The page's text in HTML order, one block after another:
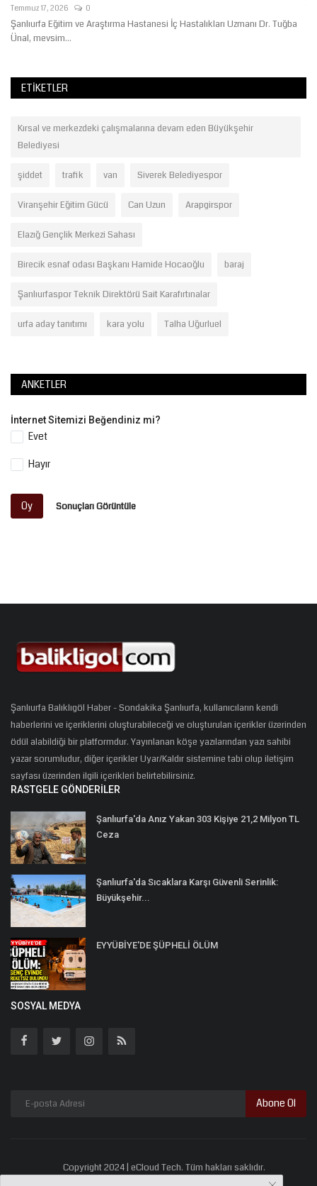
Temmuz 17, 2026 0
Şanlıurfa Eğitim ve Araştırma Hastanesi İç Hastalıkları Uzmanı Dr. Tuğba
Ünal, mevsim...
ETIKETLER
Kırsal ve merkezdeki çalışmalarına devam eden Büyükşehir
Belediyesi
şiddet trafik van Siverek Belediyespor
Viranşehir Eğitim Gücü Can Uzun Arapgirspor
Elazığ Gençlik Merkezi Sahası
Birecik esnaf odası Başkanı Hamide Hocaoğlu baraj
Şanlıurfaspor Teknik Direktörü Sait Karafırtınalar
urfa aday tanıtımı kara yolu Talha Uğurluel
ANKETLER
İnternet Sitemizi Beğendiniz mi?
Evet
Hayır
Oy Sonuçları Görüntüle
Şanlıurfa Balıklıgöl Haber - Sondakika Şanlıurfa, kullanıcıların kendi
haberlerini ve içeriklerini oluşturabileceği ve oluşturulan içerikler üzerinden
ödül alabildiği bir platformdur. Yayınlanan köşe yazılarından yazı sahibi
yazar sorumludur, diğer içerikler Uyar/Kaldır sistemine tabi olup iletişim
sayfası üzerinden ilgili içerikleri belirtebilirsiniz.
RASTGELE GÖNDERILER
Şanlıurfa'da Anız Yakan 303 Kişiye 21,2 Milyon TL
Ceza
Şanlıurfa'da Sıcaklara Karşı Güvenli Serinlik:
Büyükşehir...
EYYÜBİYE'DE ŞÜPHELİ ÖLÜM
SOSYAL MEDYA
Abone Ol
Copyright 2024 | eCloud Tech. Tüm hakları saklıdır.